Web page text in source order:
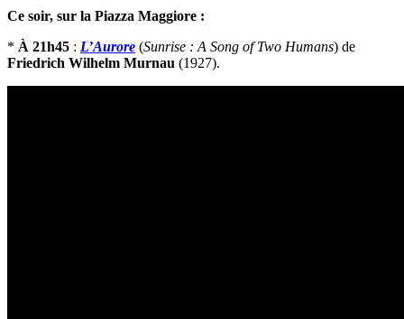
Ce soir, sur la Piazza Maggiore :
* À 21h45 : L’Aurore (Sunrise : A Song of Two Humans) de
Friedrich Wilhelm Murnau (1927).